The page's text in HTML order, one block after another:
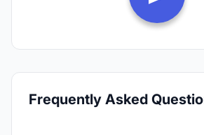
Frequently Asked